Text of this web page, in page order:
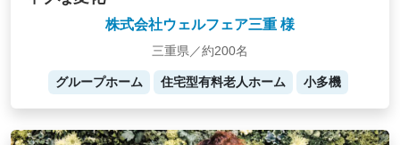
株式会社ウェルフェア三重 様
三重県／約200名
グループホーム 住宅型有料老人ホーム 小多機